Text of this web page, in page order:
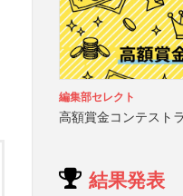
編集部セレクト
高額賞金コンテスト
結果発表